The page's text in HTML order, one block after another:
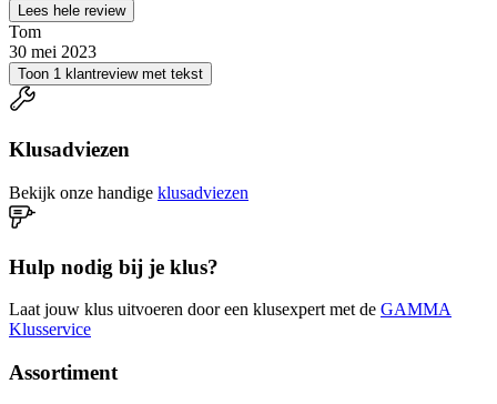
Lees hele review
Tom
30 mei 2023
Toon 1 klantreview met tekst
Klusadviezen
Bekijk onze handige klusadviezen
Hulp nodig bij je klus?
Laat jouw klus uitvoeren door een klusexpert met de GAMMA
Klusservice
Assortiment